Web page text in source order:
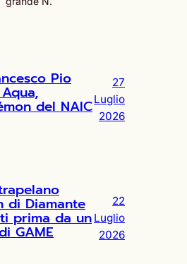
Pio
del NAIC
27
Luglio
2026
di Diamante
prima da un
GAME
22
Luglio
2026